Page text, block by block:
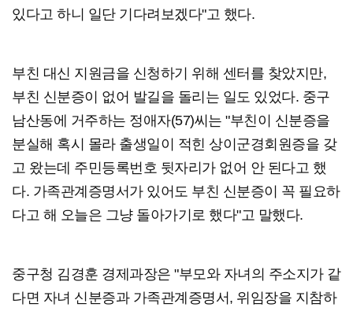
있다고 하니 일단 기다려보겠다"고 했다.
부친 대신 지원금을 신청하기 위해 센터를 찾았지만,
부친 신분증이 없어 발길을 돌리는 일도 있었다. 중구
남산동에 거주하는 정애자(57)씨는 "부친이 신분증을
분실해 혹시 몰라 출생일이 적힌 상이군경회원증을 갖
고 왔는데 주민등록번호 뒷자리가 없어 안 된다고 했
다. 가족관계증명서가 있어도 부친 신분증이 꼭 필요하
다고 해 오늘은 그냥 돌아가기로 했다"고 말했다.
중구청 김경훈 경제과장은 "부모와 자녀의 주소지가 같
다면 자녀 신분증과 가족관계증명서, 위임장을 지참하